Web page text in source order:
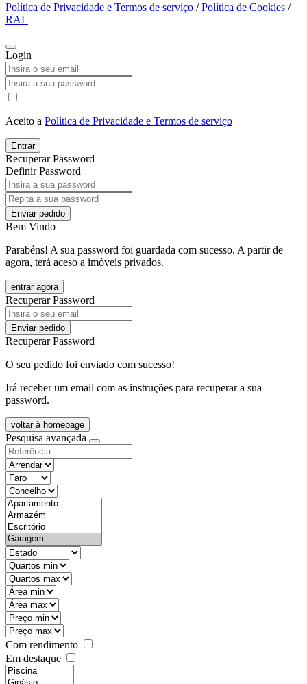
Política de Privacidade e Termos de serviço /Política de Cookies /
RAL
Login
Aceito a Política de Privacidade e Termos de serviço
Entrar
Recuperar Password
Definir Password
Enviar pedido
Bem Vindo
Parabéns! A sua password foi guardada com sucesso. A partir de
agora, terá aceso a imóveis privados.
entrar agora
Recuperar Password
Enviar pedido
Recuperar Password
O seu pedido foi enviado com sucesso!
Irá receber um email com as instruções para recuperar a sua
password.
voltar à homepage
Pesquisa avançada
objective
districtId
countyId
types
state
mintypo
maxtypo
minarea
maxarea
minprice
maxprice
Com rendimento
Em destaque
features